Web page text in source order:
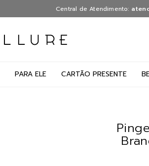
Central de Atendimento:
PARA ELE CARTÃO PRESENTE